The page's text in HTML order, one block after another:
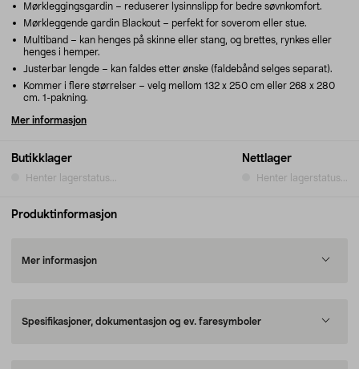
Butikklager
Henter lagerstatus...
Nettlager
Henter lagerstatus...
Mørkleggingsgardin – reduserer lysinnslipp for bedre søvnkomfort.
Mørkleggende gardin Blackout – perfekt for soverom eller stue.
Multiband – kan henges på skinne eller stang, og brettes, rynkes eller
henges i hemper.
Justerbar lengde – kan faldes etter ønske (faldebånd selges separat).
Kommer i flere størrelser – velg mellom 132 x 250 cm eller 268 x 280
cm. 1-pakning.
Mer informasjon
Produktinformasjon
Mer informasjon
Spesifikasjoner, dokumentasjon og ev. faresymboler